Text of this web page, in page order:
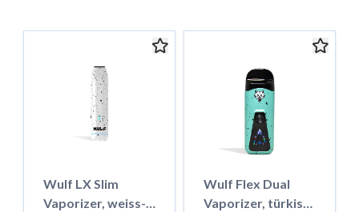
Wulf LX Slim
Vaporizer, weiss-
Wulf Flex Dual
Vaporizer, türkise-